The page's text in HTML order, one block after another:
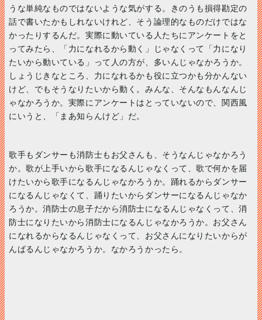
うな単純なものではないような気がする。きのうも損得勘定の
話で書いたかもしれないけれど、そう論理的なものだけではな
かったりするんだ。実際に動いている人たちにアンケートをと
ってみたら、「力になれるから動く」じゃなくって「力になり
たいから動いている」って人の方が、多いんじゃなかろうか。
しょうじきなところ、力になれるかも役に立つかも分かんない
けど、でもそうなりたいから動く。みんな、そんなもんなんじ
ゃなかろうか。実際にアンケートはとっていないので、関西風
にいうと、「まあ知らんけど」だ。
歌手もダンサーも消防士もお父さんも、そうなんじゃなかろう
か。歌が上手いから歌手になるんじゃなくって、歌で何かを届
けたいから歌手になるんじゃなかろうか。踊れるからダンサー
になるんじゃなくて、踊りたいからダンサーになるんじゃなか
ろうか。消防士の息子だから消防士になるんじゃなくって、消
防士になりたいから消防士になるんじゃなかろうか。お父さん
になれるからなるんじゃなくって、お父さんになりたいからが
んばるんじゃなかろうか。なかろうかったら。